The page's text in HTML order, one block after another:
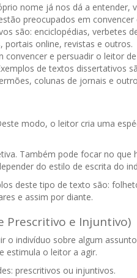
nome já nos dá a entender,
preocupados em
são: enciclopédias, verbetes
portais online, revistas e outros.
convencer e persuadir o leitor
de textos dissertativos
colunas de jornais e
modo, o leitor cria uma
Também pode focar no que
do estilo de escrita do
deste tipo de texto são:
e assim por diante.
Prescritivo e Injuntivo)
o indivíduo sobre algum
estimula o leitor a agir.
prescritivos ou injuntivos.